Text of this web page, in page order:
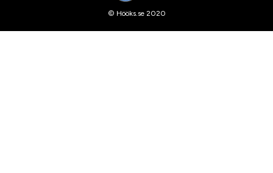
© Hööks.se 2020